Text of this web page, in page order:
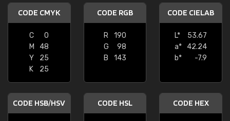
CODE CMYK
C
0
M
48
Y
25
K
25
CODE RGB
R
190
G
98
B
143
CODE CIELAB
L*
53.67
a*
42.24
b*
-7.9
CODE HSB/HSV CODE HSL CODE HEX